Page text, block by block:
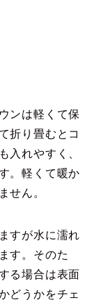
ンは軽くて保
折り畳むとコ
入れやすく、
。軽くて暖か
せん。
すが水に濡れ
す。そのた
る場合は表面
どうかをチェ